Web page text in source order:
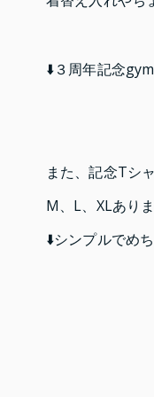
⬇️３周年記念
また、記念Tシ
M、L、XLあり
⬇️シンプルでめ